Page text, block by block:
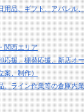
用品、ギフト、アパレル
関西エリア
応援、棚替応援、新店オ
案、制作）
、ライン作業等の倉庫内